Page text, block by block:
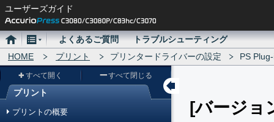
ユーザーズガイド
ホ
ー
メ
ニ
ュ
ー
よくあるご質問
トラブルシューティング
HOME
プリント プリンタードライバーの設定 PS
メ
プリント
すべて開く すべて閉じる
プリントの概要 バージョ